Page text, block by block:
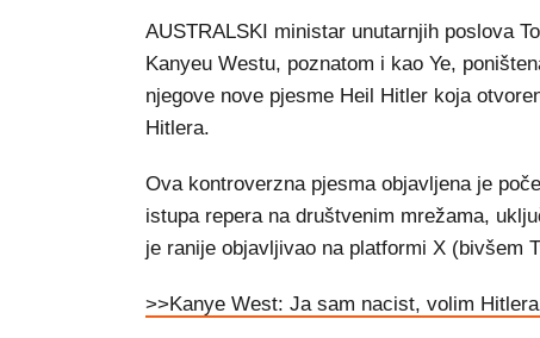
AUSTRALSKI ministar unutarnjih poslova
Kanyeu Westu, poznatom i kao Ye,
njegove nove pjesme Heil Hitler koja
Hitlera.
Ova kontroverzna pjesma objavljena je
istupa repera na društvenim mrežama,
je ranije objavljivao na platformi X (bivšem
>>Kanye West: Ja sam nacist, volim